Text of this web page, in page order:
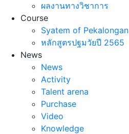
ผลงานทางวิชาการ
Course
Syatem of Pekalongan
หลักสูตรปฐมวัยปี 2565
News
News
Activity
Talent arena
Purchase
Video
Knowledge